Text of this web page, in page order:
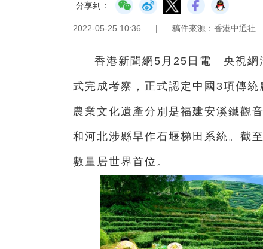
分享到：
2022-05-25 10:36 | 稿件來源：香港中通社
香港新聞網5月25日電 央視網
式完成考察，正式認定中國3項傳統
農業文化遺產分別是福建安溪鐵觀
和河北涉縣旱作石堰梯田系統。 截
數量居世界首位。